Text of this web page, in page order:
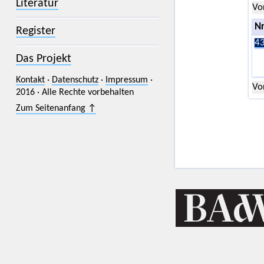
Literatur
Register
Das Projekt
Kontakt· Datenschutz· Impressum ·
2016 · Alle Rechte vorbehalten
Zum Seitenanfang ↑